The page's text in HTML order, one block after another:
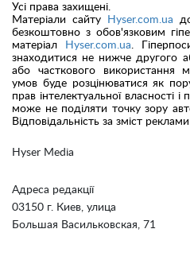
Hyser Media
Адреса редакції
03150 г. Киев, улица
Большая Васильковская, 71
Усі права захищені.
Матеріали сайту
Hyser.com.ua
безкоштовно з обов'язковим
матеріал
Hyser.com.ua .
знаходитися не нижче другого
або часткового використання
умов буде розцінюватися як
прав інтелектуальної власності
може не поділяти точку зору
Відповідальність за зміст